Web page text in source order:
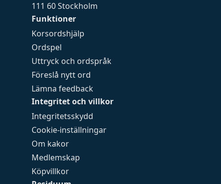
Funktioner
Korsordshjälp
Ordspel
Uttryck och ordspråk
Föreslå nytt ord
Lämna feedback
Integritet och villkor
Integritetsskydd
Cookie-inställningar
Om kakor
Medlemskap
Köpvillkor
111 60 Stockholm